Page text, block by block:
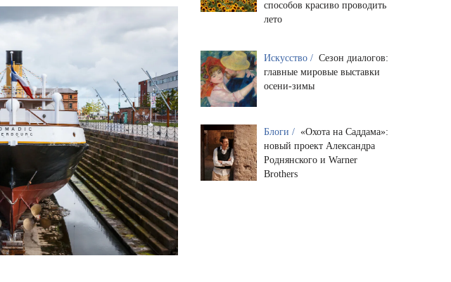
способов красиво проводить
лето
Искусство / Сезон диалогов:
главные мировые выставки
осени-зимы
Блоги / «Охота на Саддама»:
новый проект Александра
Роднянского и Warner
Brothers